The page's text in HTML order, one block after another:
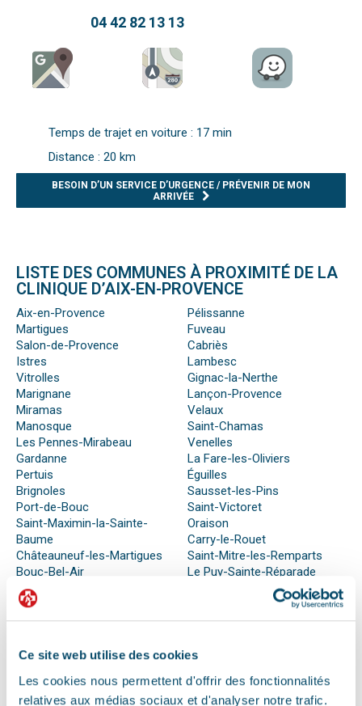
Ce site web utilise des cookies
Les cookies nous permettent d'offrir des fonctionnalités
relatives aux médias sociaux et d'analyser notre trafic.
04 42 82 13 13
Temps de trajet en voiture : 17 min
Distance : 20 km
BESOIN D’UN SERVICE D’URGENCE / PRÉVENIR DE MON
ARRIVÉE
LISTE DES COMMUNES À PROXIMITÉ DE LA
CLINIQUE D’AIX-EN-PROVENCE
Aix-en-Provence
Martigues
Salon-de-Provence
Istres
Vitrolles
Marignane
Miramas
Manosque
Les Pennes-Mirabeau
Gardanne
Pertuis
Brignoles
Port-de-Bouc
Saint-Maximin-la-Sainte-
Baume
Châteauneuf-les-Martigues
Bouc-Bel-Air
Berre-l’Étang
Rognac
Trets
Pélissanne
Fuveau
Cabriès
Lambesc
Gignac-la-Nerthe
Lançon-Provence
Velaux
Saint-Chamas
Venelles
La Fare-les-Oliviers
Éguilles
Sausset-les-Pins
Saint-Victoret
Oraison
Carry-le-Rouet
Saint-Mitre-les-Remparts
Le Puy-Sainte-Réparade
Simiane-Collongue
Meyreuil